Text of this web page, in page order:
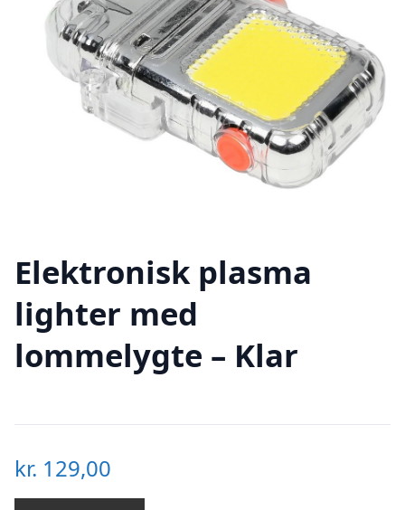
Elektronisk plasma
lighter med
lommelygte – Klar
kr. 129,00